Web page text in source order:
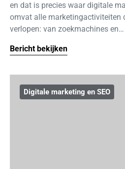
en dat is precies waar digitale
omvat alle marketingactiviteiten
verlopen: van zoekmachines en…
Bericht bekijken
Digitale marketing en SEO